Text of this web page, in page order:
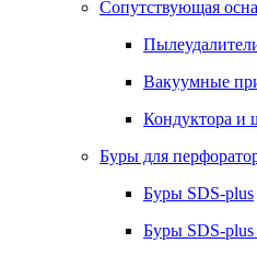
Сопутствующая
Вакуумные
Кондуктора и
Буры для
Буры SDS-plus
Буры SDS-plus